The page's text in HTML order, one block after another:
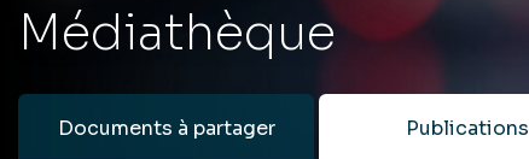
Médiathèque
Documents à partager Publications